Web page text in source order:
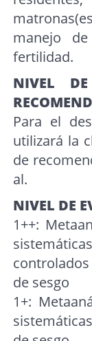
manejo
fertilidad.
NIVEL
Para el
utilizará la
de
al.
NIVEL DE
1++:
controlados
de sesgo
1+: